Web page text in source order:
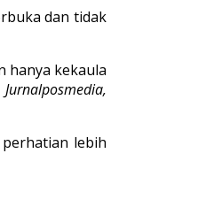
dan tidak
hanya kekaula
Jurnalposmedia,
lebih